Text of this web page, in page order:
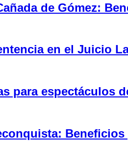
de Gómez:
en el Juicio
para espectáculos